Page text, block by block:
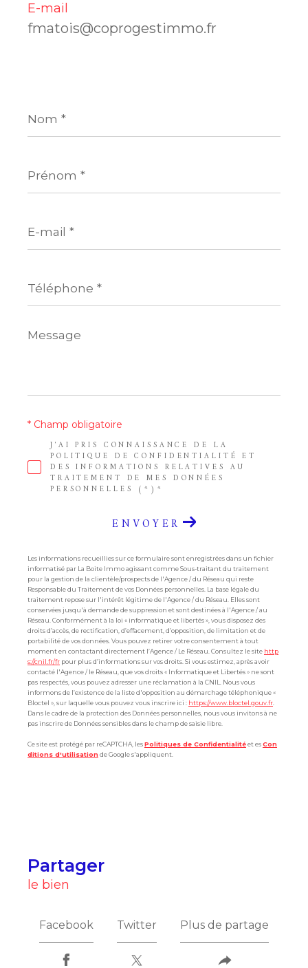
E-mail
fmatois@coprogestimmo.fr
*
*
mail
*
*
Message
*
J'AI PRIS CONNAISSANCE DE LA
POLITIQUE DE CONFIDENTIALITÉ ET
DES INFORMATIONS RELATIVES AU
TRAITEMENT DE MES DONNÉES
PERSONNELLES (*)*
* Champ obligatoire
ENVOYER
Les informations recueillies sur ce formulaire sont enregistrées dans un fichier
informatisé par La Boite Immo agissant comme Sous-traitant du traitement
pour la gestion de la clientèle/prospects de l'Agence / du Réseau qui reste
Responsable du Traitement de vos Données personnelles. La base légale du
traitement repose sur l'intérêt légitime de l'Agence / du Réseau. Elles sont
conservées jusqu'à demande de suppression et sont destinées à l'Agence / au
Réseau. Conformément à la loi « informatique et libertés », vous disposez des
droits d’accès, de rectification, d’effacement, d’opposition, de limitation et de
portabilité de vos données. Vous pouvez retirer votre consentement à tout
moment en contactant directement l’Agence / Le Réseau. Consultez le site http
s://cnil.fr/fr pour plus d’informations sur vos droits. Si vous estimez, après avoir
contacté l'Agence / le Réseau, que vos droits « Informatique et Libertés » ne sont
pas respectés, vous pouvez adresser une réclamation à la CNIL. Nous vous
informons de l’existence de la liste d'opposition au démarchage téléphonique «
Bloctel », sur laquelle vous pouvez vous inscrire ici : https://www.bloctel.gouv.fr
Dans le cadre de la protection des Données personnelles, nous vous invitons à ne
pas inscrire de Données sensibles dans le champ de saisie libre.
Ce site est protégé par reCAPTCHA, lesPolitiques de Confidentialitéet esCon
ditions d'utilisation de Google s'appliquent.
partager
le bien
Facebook Twitter Plus de partage